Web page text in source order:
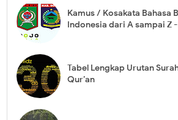
Kamus / Kosakata Bahasa
Indonesia dari A sampai Z
Tabel Lengkap Urutan
Qur’an